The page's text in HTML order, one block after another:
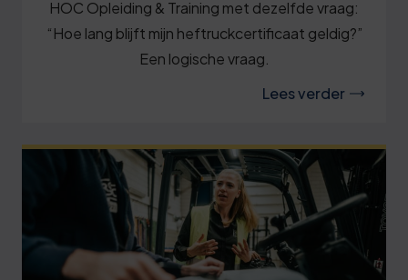
HOC Opleiding & Training met dezelfde vraag:
“Hoe lang blijft mijn heftruckcertificaat geldig?”
Een logische vraag.
Lees verder